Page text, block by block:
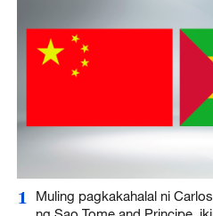
1
Muling pagkakahalal ni